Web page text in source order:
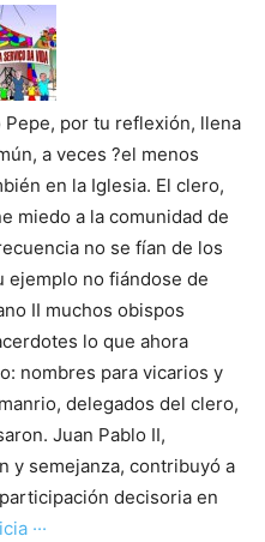
Pepe, por tu reflexión, llena
a veces ?el menos
en la Iglesia. El clero,
miedo a la comunidad de
no se fían de los
ejemplo no fiándose de
II muchos obispos
lo que ahora
nombres para vicarios y
delegados del clero,
Juan Pablo II,
y semejanza, contribuyó a
decisoria en
···